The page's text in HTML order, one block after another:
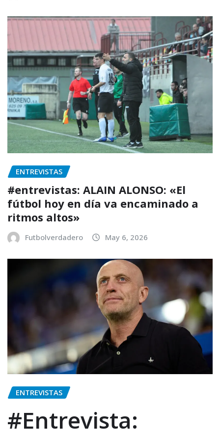
ENTREVISTAS
#entrevistas: ALAIN ALONSO: «El
fútbol hoy en día va encaminado a
ritmos altos»
Futbolverdadero May 6, 2026
ENTREVISTAS
#Entrevista: